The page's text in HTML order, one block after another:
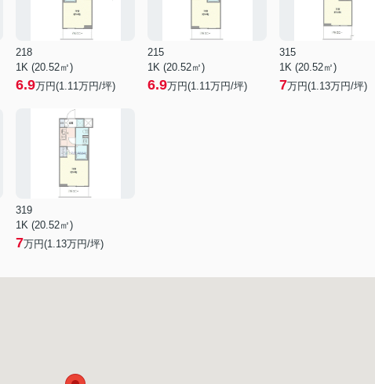
218
1K (20.52㎡)
6.9万円(1.11万円/坪)
215
1K (20.52㎡)
6.9万円(1.11万円/坪)
315
1K (20.52㎡)
7万円(1.13万円/坪)
319
1K (20.52㎡)
7万円(1.13万円/坪)